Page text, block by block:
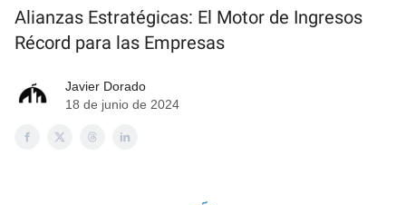
Alianzas Estratégicas: El Motor de Ingresos
Récord para las Empresas
Javier Dorado
18 de junio de 2024